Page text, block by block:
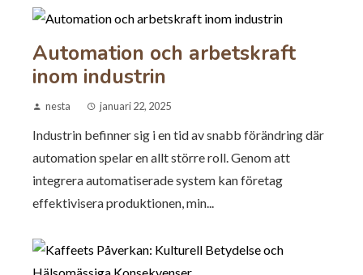
Automation och arbetskraft
inom industrin
nesta januari 22, 2025
Industrin befinner sig i en tid av snabb förändring där
automation spelar en allt större roll. Genom att
integrera automatiserade system kan företag
effektivisera produktionen, min...